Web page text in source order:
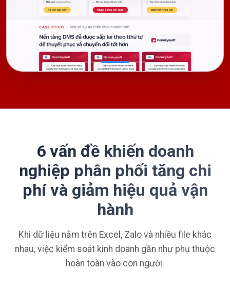
6 vấn đề khiến doanh
nghiệp phân phối tăng chi
phí và giảm hiệu quả vận
hành
Khi dữ liệu nằm trên Excel, Zalo và nhiều file khác
nhau, việc kiểm soát kinh doanh gần như phụ thuộc
hoàn toàn vào con người.